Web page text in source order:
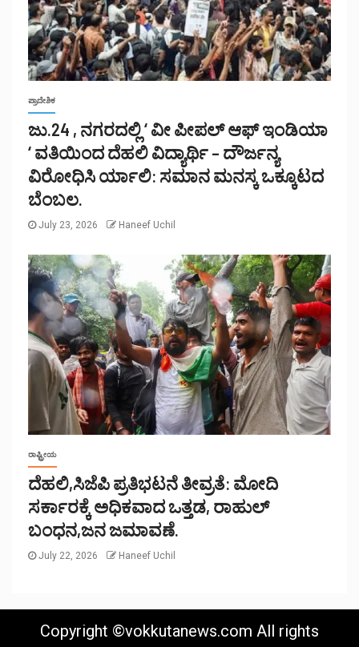
ಪ್ರಾದೇಶಿಕ
ಜು.24 , ನಗರದಲ್ಲಿ ‘ ವೀ ಪೀಪಲ್ ಆಫ್ ಇಂಡಿಯಾ
‘ ವತಿಯಿಂದ ದೆಹಲಿ ವಿದ್ಯಾರ್ಥಿ – ದೌರ್ಜನ್ಯ
ವಿರೋಧಿಸಿ ರ್ಯಾಲಿ: ಸಮಾನ ಮನಸ್ಕ ಒಕ್ಕೂಟದ
ಬೆಂಬಲ.
July 23, 2026 Haneef Uchil
ರಾಷ್ಟ್ರೀಯ
ದೆಹಲಿ,ಸಿಜೆಪಿ ಪ್ರತಿಭಟನೆ ತೀವ್ರತೆ: ಮೋದಿ
ಸರ್ಕಾರಕ್ಕೆ ಅಧಿಕವಾದ ಒತ್ತಡ, ರಾಹುಲ್
ಬಂಧನ,ಜನ ಜಮಾವಣೆ.
July 22, 2026 Haneef Uchil
Copyright ©vokkutanews.com All rights